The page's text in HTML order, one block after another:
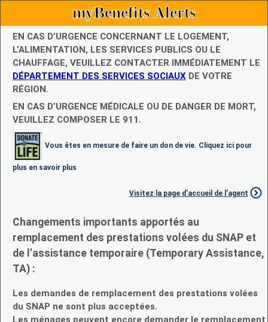
myBenefits Alerts
EN CAS D’URGENCE CONCERNANT LE LOGEMENT,
L’ALIMENTATION, LES SERVICES PUBLICS OU LE
CHAUFFAGE, VEUILLEZ CONTACTER IMMÉDIATEMENT LE
DÉPARTEMENT DES SERVICES SOCIAUX DE VOTRE
RÉGION.
EN CAS D’URGENCE MÉDICALE OU DE DANGER DE MORT,
VEUILLEZ COMPOSER LE 911.
Vous êtes en mesure de faire un don de vie. Cliquez ici pour
plus en savoir plus
Visitez la page d’accueil de l’agent
Changements importants apportés au
remplacement des prestations volées du SNAP et
de l’assistance temporaire (Temporary Assistance,
TA) :
Les demandes de remplacement des prestations volées
du SNAP ne sont plus acceptées.
Les ménages peuvent encore demander le remplacement